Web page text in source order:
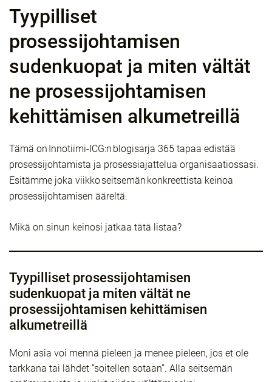
Tyypilliset
prosessijohtamisen
sudenkuopat ja miten vältät
ne prosessijohtamisen
kehittämisen alkumetreillä
Tämä on Innotiimi-ICG:n blogisarja 365 tapaa edistää
prosessijohtamista ja prosessiajattelua organisaatiossasi.
Esitämme joka viikko seitsemän konkreettista keinoa
prosessijohtamisen ääreltä.
Mikä on sinun keinosi jatkaa tätä listaa?
Tyypilliset prosessijohtamisen
sudenkuopat ja miten vältät ne
prosessijohtamisen kehittämisen
alkumetreillä
Moni asia voi mennä pieleen ja menee pieleen, jos et ole
tarkkana tai lähdet ”soitellen sotaan”. Alla seitsemän